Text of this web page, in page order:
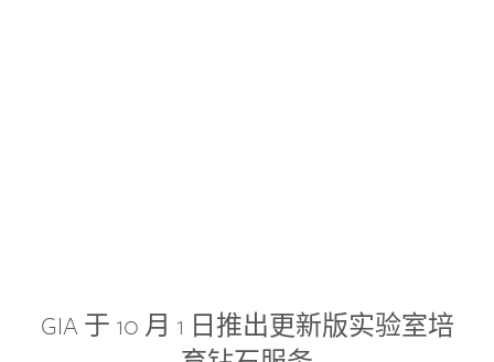
GIA 于 10 月 1 日推出更新版实验室培